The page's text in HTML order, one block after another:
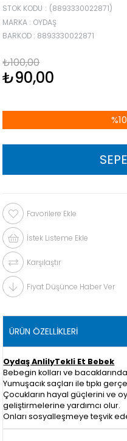
STOK KODU
(8893330022871)
MARKA : OYDAŞ
BARKOD : 8893330022871
₺100,00
₺90,00
%10
Favorilere Ekle
İstek Listeme Ekle
Karşılaştır
Fiyat Düşünce Haber Ver
ÜRÜN ÖZELLIKLERI
Oydaş AnlilyTekli Et Bebek
Bebegin kolları ve
Yumuşacık saçları ile tıpkı
Çocukların hayal güçlerini ve
geliştirmelerine yardımcı olur.
Onları sosyalleşmeye teşvik